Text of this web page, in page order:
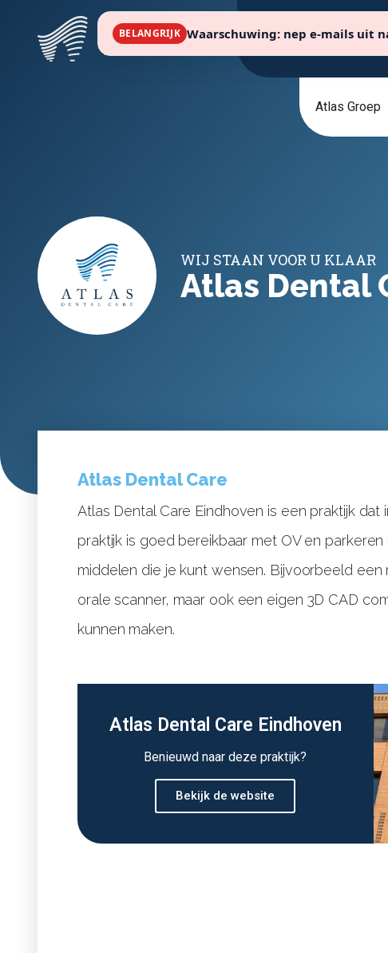
BELANGRIJK Waarschuwing: nep e-mails uit
Atlas Groep
WIJ STAAN VOOR U KLAAR
Atlas Dental
Atlas Dental Care
Atlas Dental Care Eindhoven is een praktijk
praktijk is goed bereikbaar met OV en
middelen die je kunt wensen. Bijvoorbeeld
orale scanner, maar ook een eigen 3D CAD
kunnen maken.
Atlas Dental Care Eindhoven
Benieuwd naar deze praktijk?
Bekijk de website